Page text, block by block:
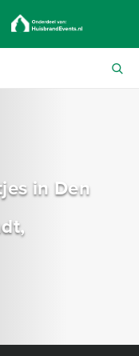
in Den